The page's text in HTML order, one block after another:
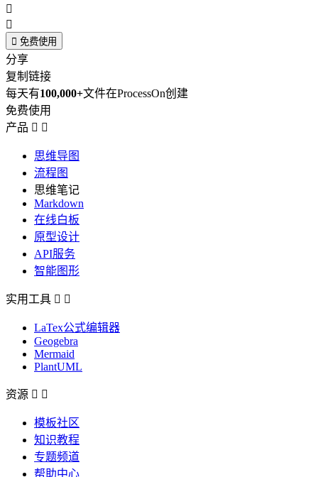


 免费使用
分享
复制链接
每天有100,000+文件在ProcessOn创建
免费使用
产品  
思维导图
流程图
思维笔记
Markdown
在线白板
原型设计
API服务
智能图形
实用工具  
LaTex公式编辑器
Geogebra
Mermaid
PlantUML
资源  
模板社区
知识教程
专题频道
帮助中心